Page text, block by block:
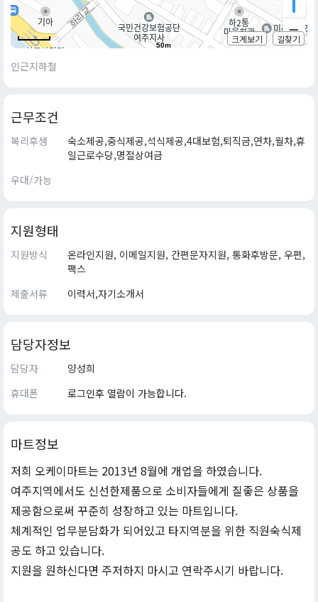
50m
크게보기 길찾기
인근지하철
근무조건
복리후생
숙소제공,중식제공,석식제공,4대보험,퇴직금,연차,월차,휴
일근로수당,명절상여금
우대/가능
지원형태
지원방식
온라인지원, 이메일지원, 간편문자지원, 통화후방문, 우편,
팩스
제출서류
이력서,자기소개서
담당자정보
담당자
양성희
휴대폰
로그인후 열람이 가능합니다.
마트정보
저희 오케이마트는 2013년 8월에 개업을 하였습니다.
여주지역에서도 신선한제품으로 소비자들에게 질좋은 상품을
제공함으로써 꾸준히 성장하고 있는 마트입니다.
체계적인 업무분담화가 되어있고 타지역분을 위한 직원숙식제
공도 하고 있습니다.
지원을 원하신다면 주저하지 마시고 연락주시기 바랍니다.